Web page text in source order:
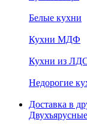
Белые кухни
Кухни МДФ
Кухни из
Недорогие
Доставка в